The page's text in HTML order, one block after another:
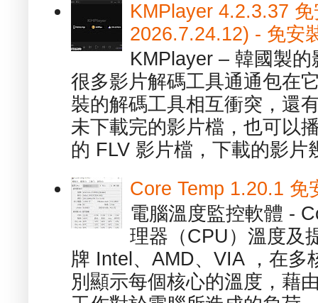
KMPlayer 4.2.3.37
2026.7.24.12) - 免安
KMPlayer – 韓國製
很多影片解碼工具通通包在
裝的解碼工具相互衝突，還
未下載完的影片檔，也可以
的 FLV 影片檔，下載的影片
Core Temp 1.20.1 免
電腦溫度監控軟體 -
理器（CPU）溫度及
牌 Intel、AMD、VIA ，在多
別顯示每個核心的溫度，藉